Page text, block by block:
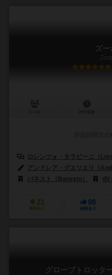
ズー
ロレンツォ・タラビーニ（
アンドレア・グエリエリ（
バネスト（Banesto）
dV
21
興味あり
98
経験あり
グローブトロッタ